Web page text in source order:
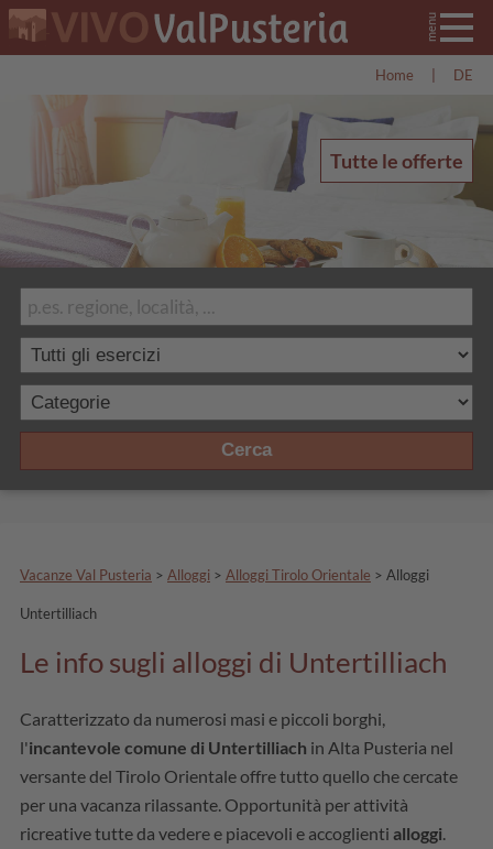
Home DE
Cerca
Tutte le offerte
Vacanze Val Pusteria > Alloggi > Alloggi Tirolo Orientale > Alloggi
Untertilliach
Le info sugli alloggi di Untertilliach
Caratterizzato da numerosi masi e piccoli borghi,
l'incantevole comune di Untertilliach in Alta Pusteria nel
versante del Tirolo Orientale offre tutto quello che cercate
per una vacanza rilassante. Opportunità per attività
ricreative tutte da vedere e piacevoli e accoglienti alloggi